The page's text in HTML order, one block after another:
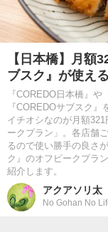
【日本橋】月額
ブスク』が使え
『COREDO日本橋』や
『COREDOサブスク
イチオシなのが月額
ークプラン」。各店舗
るので使い勝手の良さ
ク』のオフピークプラ
紹介します。
アクアソリ太
No Gohan No